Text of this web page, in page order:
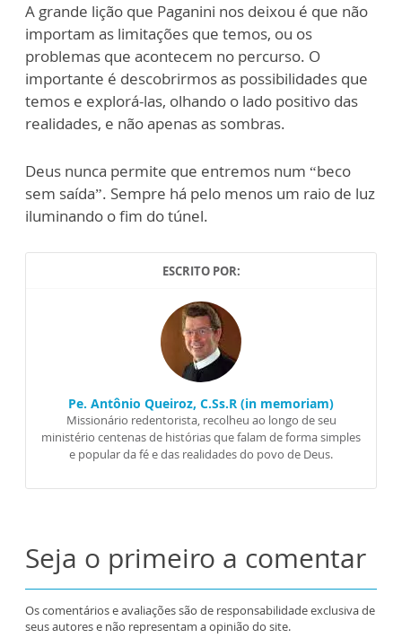
A grande lição que Paganini nos deixou é que não
importam as limitações que temos, ou os
problemas que acontecem no percurso. O
importante é descobrirmos as possibilidades que
temos e explorá-las, olhando o lado positivo das
realidades, e não apenas as sombras.
Deus nunca permite que entremos num “beco
sem saída”. Sempre há pelo menos um raio de luz
iluminando o fim do túnel.
ESCRITO POR:
Pe. Antônio Queiroz, C.Ss.R (in memoriam)
Missionário redentorista, recolheu ao longo de seu
ministério centenas de histórias que falam de forma simples
e popular da fé e das realidades do povo de Deus.
Seja o primeiro a comentar
Os comentários e avaliações são de responsabilidade exclusiva de
seus autores e não representam a opinião do site.